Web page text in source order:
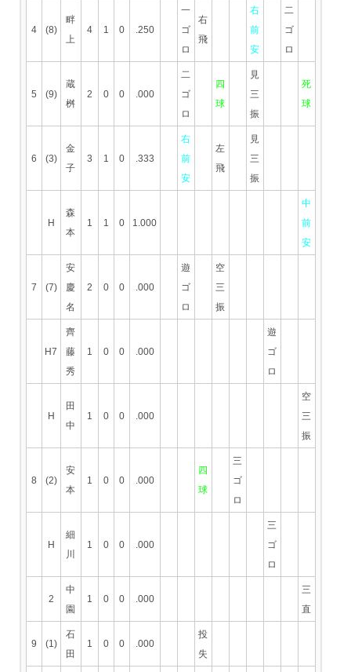
4 (8)
畔
上
4 1 0 .250
一
ゴ
ロ
右
飛
右
前
安
二
ゴ
ロ
5 (9)
蔵
桝
2 0 0 .000
二
ゴ
ロ
四
球
見
三
振
死
球
6 (3)
金
子
3 1 0 .333
右
前
安
左
飛
見
三
振
H
森
本
1 1 0 1.000
中
前
安
7 (7)
安
慶
名
2 0 0 .000
遊
ゴ
ロ
空
三
振
H7
齊
藤
秀
1 0 0 .000
遊
ゴ
ロ
H
田
中
1 0 0 .000
空
三
振
8 (2)
安
本
1 0 0 .000
四
球
三
ゴ
ロ
H
細
川
1 0 0 .000
三
ゴ
ロ
2
中
園
1 0 0 .000
三
直
9 (1)
石
田
1 0 0 .000
投
失